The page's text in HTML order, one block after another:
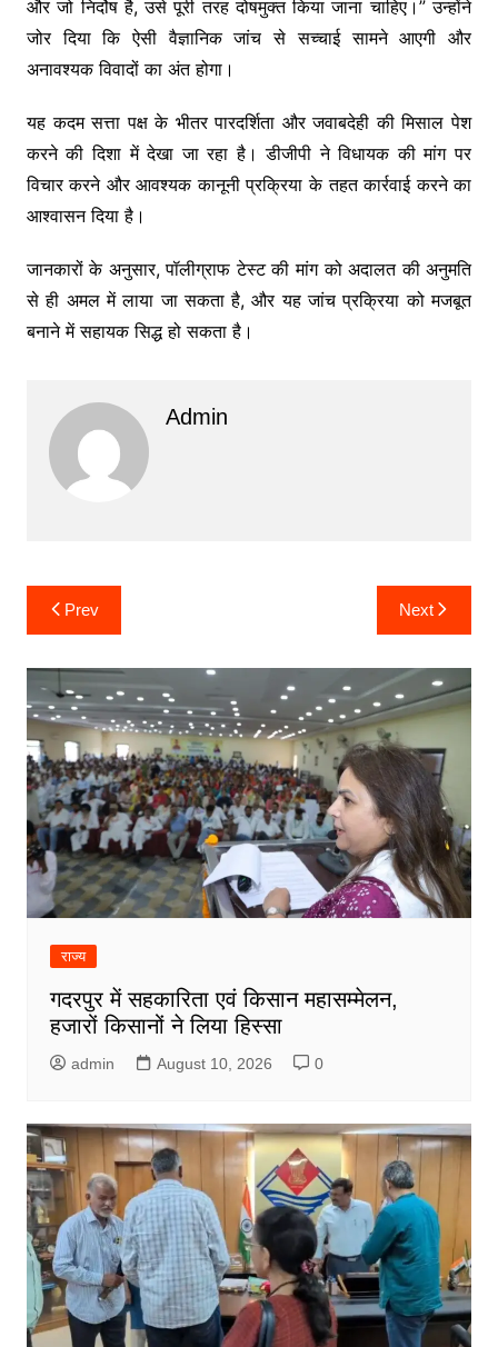
और जो निर्दोष है, उसे पूरी तरह दोषमुक्त किया जाना चाहिए।” उन्होंने
जोर दिया कि ऐसी वैज्ञानिक जांच से सच्चाई सामने आएगी और
अनावश्यक विवादों का अंत होगा।
यह कदम सत्ता पक्ष के भीतर पारदर्शिता और जवाबदेही की मिसाल पेश
करने की दिशा में देखा जा रहा है। डीजीपी ने विधायक की मांग पर
विचार करने और आवश्यक कानूनी प्रक्रिया के तहत कार्रवाई करने का
आश्वासन दिया है।
जानकारों के अनुसार, पॉलीग्राफ टेस्ट की मांग को अदालत की अनुमति
से ही अमल में लाया जा सकता है, और यह जांच प्रक्रिया को मजबूत
बनाने में सहायक सिद्ध हो सकता है।
Admin
Post
navigation
Prev Next
राज्य
गदरपुर में सहकारिता एवं किसान महासम्मेलन,
हजारों किसानों ने लिया हिस्सा
admin August 10, 2026 0